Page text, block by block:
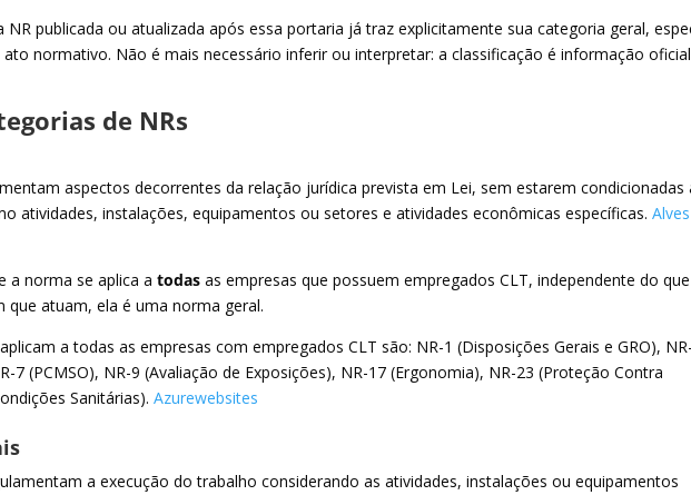
NR publicada ou atualizada após essa portaria já traz explicitamente sua categoria geral,
normativo. Não é mais necessário inferir ou interpretar: a classificação é informação
de NRs
aspectos decorrentes da relação jurídica prevista em Lei, sem estarem condicionadas
atividades, instalações, equipamentos ou setores e atividades econômicas específicas. Alves
a norma se aplica atodas as empresas que possuem empregados CLT, independente do que
atuam, ela é uma norma geral.
a todas as empresas com empregados CLT são: NR-1 (Disposições Gerais e GRO),
7 (PCMSO), NR-9 (Avaliação de Exposições), NR-17 (Ergonomia), NR-23 (Proteção Contra
Sanitárias). Azurewebsites
a execução do trabalho considerando as atividades, instalações ou equipamentos